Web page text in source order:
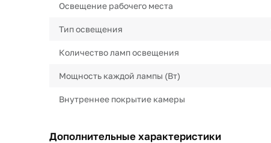
Освещение рабочего места
Тип освещения
Количество ламп освещения
Мощность каждой лампы (Вт)
Внутреннее покрытие камеры
Дополнительные характеристики